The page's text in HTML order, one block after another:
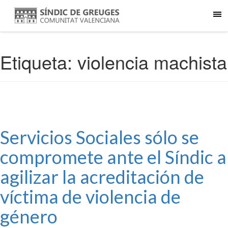
Etiqueta: violencia machista
Servicios Sociales sólo se
compromete ante el Síndic a
agilizar la acreditación de
víctima de violencia de
género